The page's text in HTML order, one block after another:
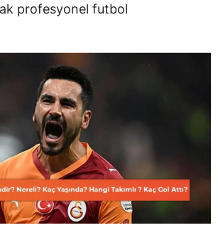
profesyonel futbol